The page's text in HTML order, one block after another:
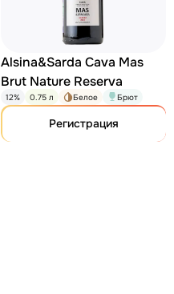
Alsina&Sarda Cava Mas
Brut Nature Reserva
12% 0.75 л Белое Брют
Регистрация